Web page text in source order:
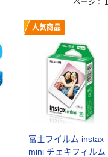
人気商品
富士フイルム instax
mini チェキフィルム